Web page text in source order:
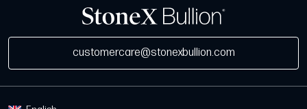
customercare@stonexbullion.com